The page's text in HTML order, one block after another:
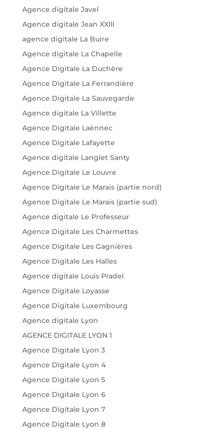
Agence digitale Javel
Agence digitale Jean XXIII
agence digitale La Buire
Agence digitale La Chapelle
Agence Digitale La Duchère
Agence Digitale La Ferrandière
Agence Digitale La Sauvegarde
Agence digitale La Villette
Agence Digitale Laënnec
Agence Digitale Lafayette
Agence digitale Langlet Santy
Agence Digitale Le Louvre
Agence Digitale Le Marais (partie nord)
Agence Digitale Le Marais (partie sud)
Agence digitale Le Professeur
Agence Digitale Les Charmettes
Agence Digitale Les Gagnières
Agence Digitale Les Halles
Agence digitale Louis Pradel
Agence Digitale Loyasse
Agence Digitale Luxembourg
Agence digitale Lyon
AGENCE DIGITALE LYON 1
Agence Digitale Lyon 3
Agence Digitale Lyon 4
Agence Digitale Lyon 5
Agence Digitale Lyon 6
Agence Digitale Lyon 7
Agence Digitale Lyon 8